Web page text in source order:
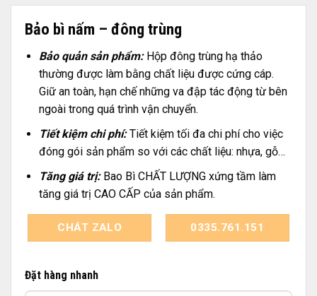
Bảo bì nấm – đông trùng
Bảo quản sản phẩm:Hộp đông trùng hạ thảo
thường được làm bằng chất liệu được cứng cáp.
Giữ an toàn, hạn chế những va đập tác động từ bên
ngoài trong quá trình vận chuyển.
Tiết kiệm chi phí:Tiết kiệm tối đa chi phí cho việc
đóng gói sản phẩm so với các chất liệu: nhựa, gỗ…
Tăng giá trị:Bao Bì CHẤT LƯỢNG xứng tầm làm
tăng giá trị CAO CẤP của sản phẩm.
CHÁT ZALO 0335.761.151
Đặt hàng nhanh